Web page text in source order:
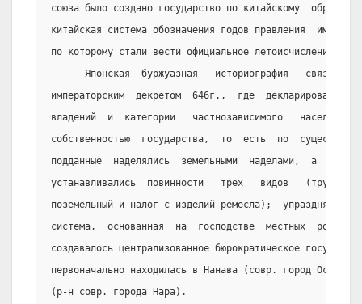
союза было создано государство по китайскому
китайская система обозначения годов правления
по которому стали вести официальное летоисчисление.
Японская  буржуазная   историография   связывает
императорским  декретом  646г.,  где  декларировалось
владений  и  категории   частнозависимого
собственностью  государства,  то  есть  по  существу,
подданные  наделялись  земельными  наделами,  а   для
устанавливались  повинности   трех   видов
поземельный и налог с изделий ремесла);  упразднялась
система,  основанная  на  господстве  местных
создавалось централизованное бюрократическое
первоначально находилась в Нанава (совр. город
(р-н совр. города Нара).